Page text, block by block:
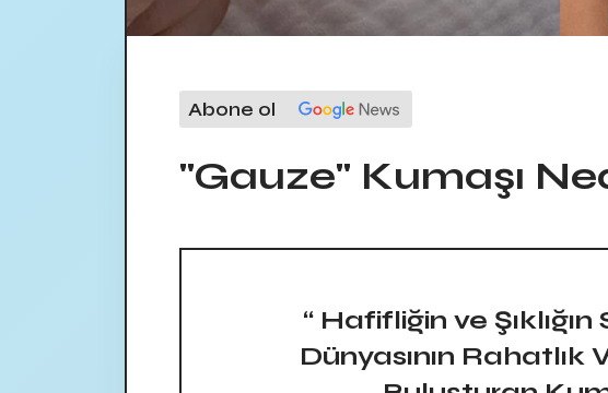
Abone ol
"Gauze" Kumaşı
“ Hafifliğin ve Şıklığın
Dünyasının